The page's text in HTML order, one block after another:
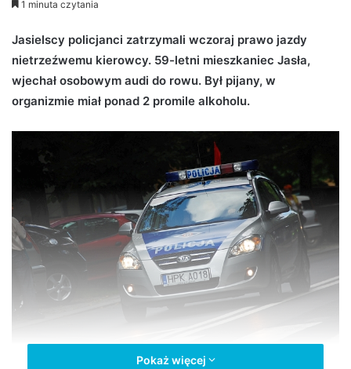
d
a
a
1 minuta czytania
Jasielscy policjanci zatrzymali wczoraj prawo jazdy
nietrzeźwemu kierowcy. 59-letni mieszkaniec Jasła,
wjechał osobowym audi do rowu. Był pijany, w
organizmie miał ponad 2 promile alkoholu.
Nietrzeźwy wjechał do rowu
Pokaż więcej